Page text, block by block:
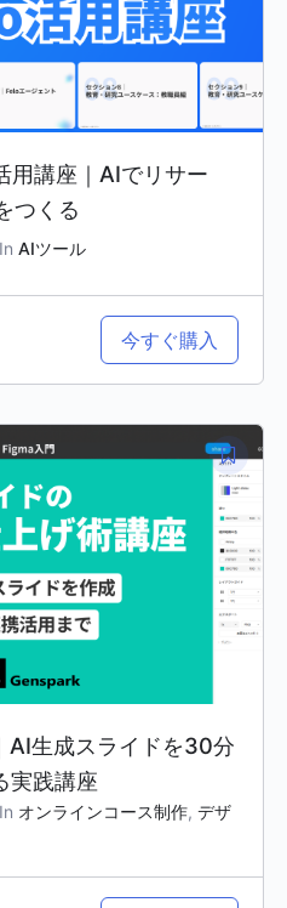
用講座｜AIでリサー
つくる
AIツール
今すぐ購入
AI生成スライドを30分
実践講座
オンラインコース制作, デザ